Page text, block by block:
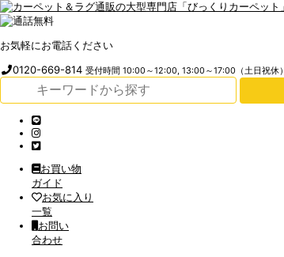
お気軽にお電話ください
0120-669-814受付時間 10:00～12:00, 13:00～17:00（土日祝休）
お買い物
ガイド
お気に入り
一覧
お問い
合わせ